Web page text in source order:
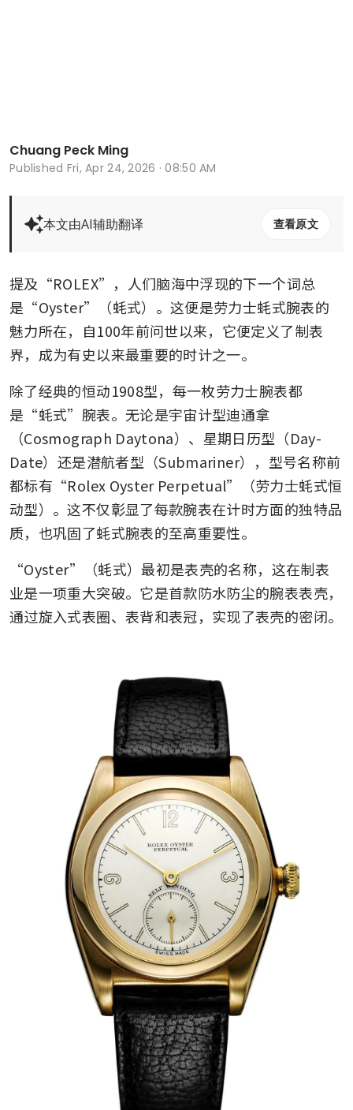
Chuang Peck Ming
Published Fri, Apr 24, 2026 · 08:50 AM
本文由AI辅助翻译 查看原文
提及“ROLEX”，人们脑海中浮现的下一个词总
是“Oyster”（蚝式）。这便是劳力士蚝式腕表的
魅力所在，自100年前问世以来，它便定义了制表
界，成为有史以来最重要的时计之一。
除了经典的恒动1908型，每一枚劳力士腕表都
是“蚝式”腕表。无论是宇宙计型迪通拿
（Cosmograph Daytona）、星期日历型（Day-
Date）还是潜航者型（Submariner），型号名称前
都标有“Rolex Oyster Perpetual”（劳力士蚝式恒
动型）。这不仅彰显了每款腕表在计时方面的独特品
质，也巩固了蚝式腕表的至高重要性。
“Oyster”（蚝式）最初是表壳的名称，这在制表
业是一项重大突破。它是首款防水防尘的腕表表壳，
通过旋入式表圈、表背和表冠，实现了表壳的密闭。